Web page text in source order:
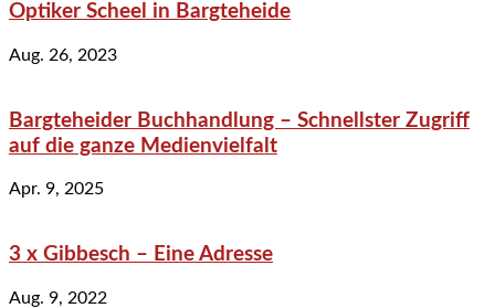
Optiker Scheel in Bargteheide
Aug. 26, 2023
Bargteheider Buchhandlung – Schnellster Zugriff
auf die ganze Medienvielfalt
Apr. 9, 2025
3 x Gibbesch – Eine Adresse
Aug. 9, 2022